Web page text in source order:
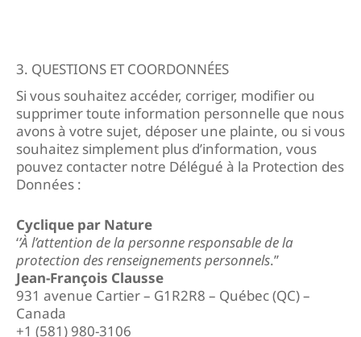
3. QUESTIONS ET COORDONNÉES
Si vous souhaitez accéder, corriger, modifier ou
supprimer toute information personnelle que nous
avons à votre sujet, déposer une plainte, ou si vous
souhaitez simplement plus d’information, vous
pouvez contacter notre Délégué à la Protection des
Données :
Cyclique par Nature
‘’À l’attention de la personne responsable de la
protection des renseignements personnels.’’
Jean-François Clausse
931 avenue Cartier – G1R2R8 – Québec (QC) –
Canada
+1 (581) 980-3106